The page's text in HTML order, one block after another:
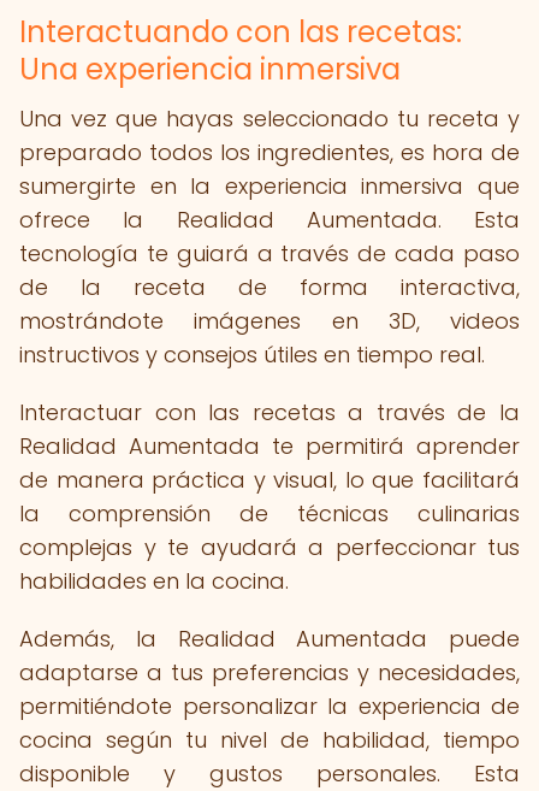
Interactuando con las recetas:
Una experiencia inmersiva
Una vez que hayas seleccionado tu receta y
preparado todos los ingredientes, es hora de
sumergirte en la experiencia inmersiva que
ofrece la Realidad Aumentada. Esta
tecnología te guiará a través de cada paso
de la receta de forma interactiva,
mostrándote imágenes en 3D, videos
instructivos y consejos útiles en tiempo real.
Interactuar con las recetas a través de la
Realidad Aumentada te permitirá aprender
de manera práctica y visual, lo que facilitará
la comprensión de técnicas culinarias
complejas y te ayudará a perfeccionar tus
habilidades en la cocina.
Además, la Realidad Aumentada puede
adaptarse a tus preferencias y necesidades,
permitiéndote personalizar la experiencia de
cocina según tu nivel de habilidad, tiempo
disponible y gustos personales. Esta